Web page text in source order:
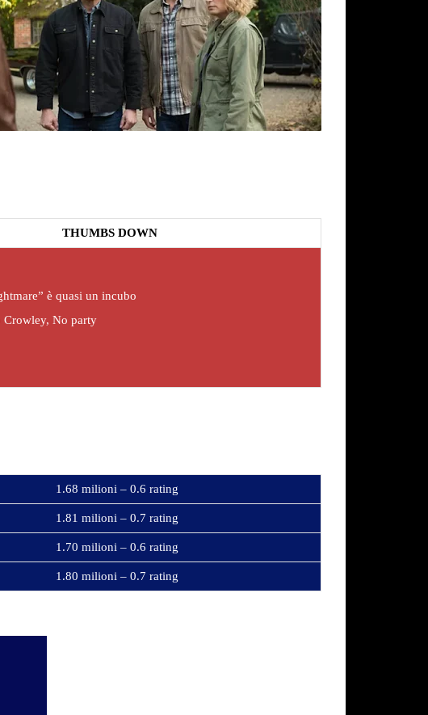
THUMBS DOWN
è quasi un incubo
Crowley, No party
1.68 milioni – 0.6 rating
1.81 milioni – 0.7 rating
1.70 milioni – 0.6 rating
1.80 milioni – 0.7 rating